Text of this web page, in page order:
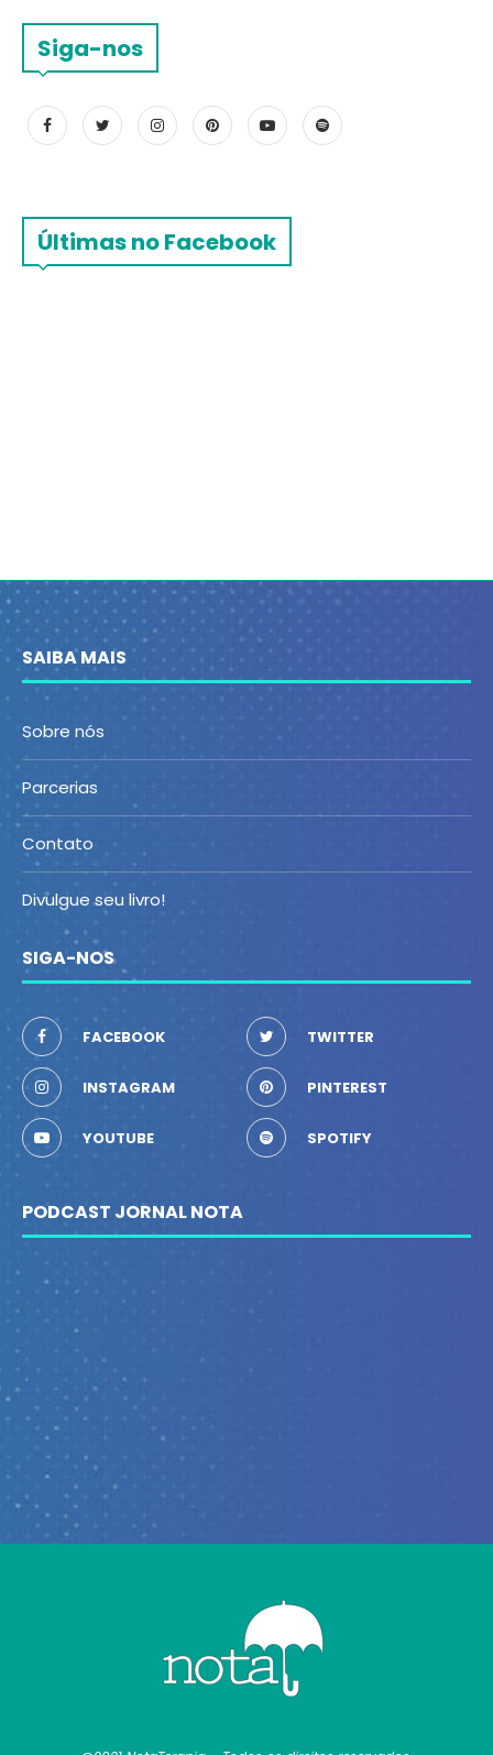
Siga-nos
Últimas no Facebook
SAIBA MAIS
Sobre nós
Parcerias
Contato
Divulgue seu livro!
SIGA-NOS
FACEBOOK TWITTER
INSTAGRAM PINTEREST
YOUTUBE SPOTIFY
PODCAST JORNAL NOTA